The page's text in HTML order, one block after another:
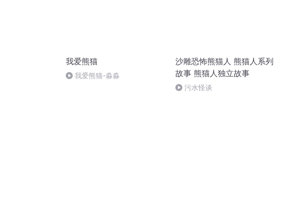
我爱熊猫
我爱熊猫-淼淼
沙雕恐怖熊猫人 熊猫人系列
故事 熊猫人独立故事
污水怪谈